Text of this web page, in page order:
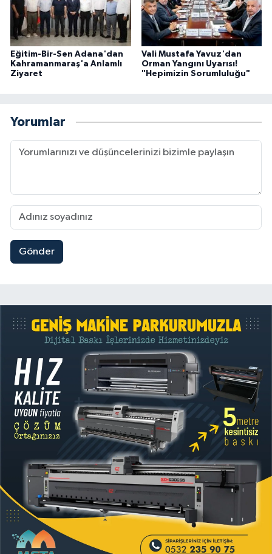
Eğitim-Bir-Sen Adana'dan
Kahramanmaraş'a Anlamlı
Ziyaret
Vali Mustafa Yavuz'dan
Orman Yangını Uyarısı!
"Hepimizin Sorumluluğu"
Yorumlar
Gönder